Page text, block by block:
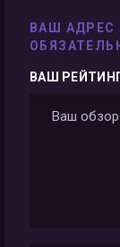
ВАШ АДРЕС
ВАШ